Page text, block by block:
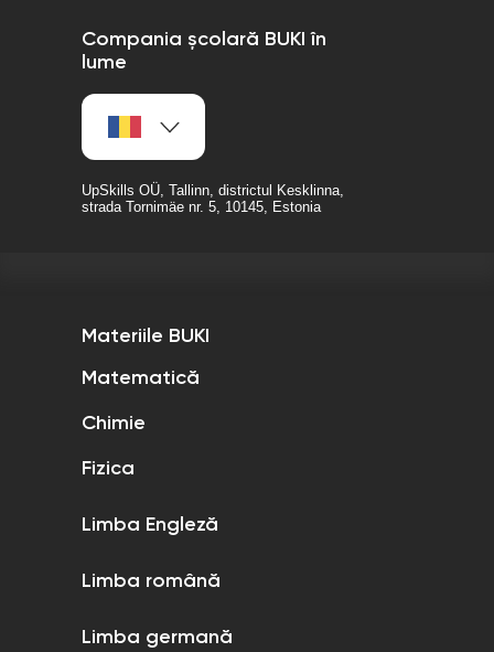
Compania școlară BUKI în
lume
UpSkills OÜ, Tallinn, districtul Kesklinna,
strada Tornimäe nr. 5, 10145, Estonia
Materiile BUKI
Matematică
Chimie
Fizica
Limba Engleză
Limba română
Limba germană